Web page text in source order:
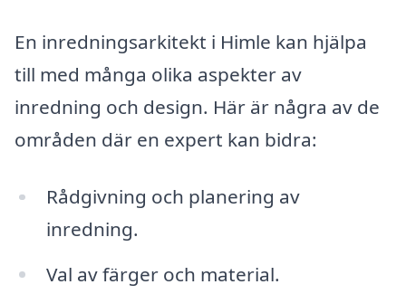
En inredningsarkitekt i Himle kan hjälpa
till med många olika aspekter av
inredning och design. Här är några av de
områden där en expert kan bidra:
Rådgivning och planering av
inredning.
Val av färger och material.